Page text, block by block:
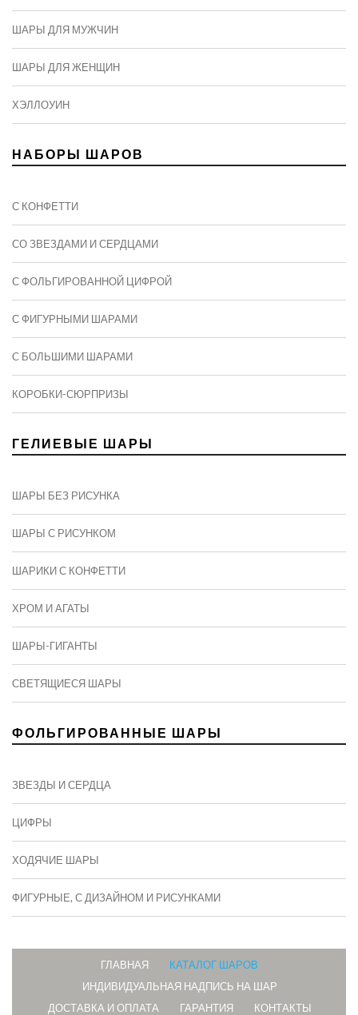
ШАРЫ ДЛЯ МУЖЧИН
ШАРЫ ДЛЯ ЖЕНЩИН
ХЭЛЛОУИН
НАБОРЫ ШАРОВ
С КОНФЕТТИ
СО ЗВЕЗДАМИ И СЕРДЦАМИ
С ФОЛЬГИРОВАННОЙ ЦИФРОЙ
С ФИГУРНЫМИ ШАРАМИ
C БОЛЬШИМИ ШАРАМИ
КОРОБКИ-СЮРПРИЗЫ
ГЕЛИЕВЫЕ ШАРЫ
ШАРЫ БЕЗ РИСУНКА
ШАРЫ С РИСУНКОМ
ШАРИКИ С КОНФЕТТИ
ХРОМ И АГАТЫ
ШАРЫ-ГИГАНТЫ
СВЕТЯЩИЕСЯ ШАРЫ
ФОЛЬГИРОВАННЫЕ ШАРЫ
ЗВЕЗДЫ И СЕРДЦА
ЦИФРЫ
ХОДЯЧИЕ ШАРЫ
ФИГУРНЫЕ, С ДИЗАЙНОМ И РИСУНКАМИ
ГЛАВНАЯ
КАТАЛОГ ШАРОВ
ИНДИВИДУАЛЬНАЯ НАДПИСЬ НА ШАР
ДОСТАВКА И ОПЛАТА
ГАРАНТИЯ КОНТАКТЫ